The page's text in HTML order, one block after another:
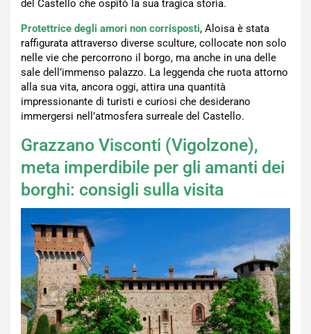
del Castello che ospitò la sua tragica storia.
Protettrice degli amori non corrisposti, Aloisa è stata
raffigurata attraverso diverse sculture, collocate non solo
nelle vie che percorrono il borgo, ma anche in una delle
sale dell’immenso palazzo. La leggenda che ruota attorno
alla sua vita, ancora oggi, attira una quantità
impressionante di turisti e curiosi che desiderano
immergersi nell’atmosfera surreale del Castello.
Grazzano Visconti (Vigolzone),
meta imperdibile per gli amanti dei
borghi: consigli sulla visita